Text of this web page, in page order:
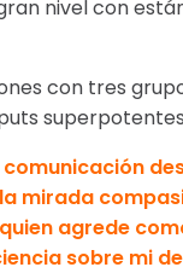
nivel con
con tres
mirada
agrede
sobre mi